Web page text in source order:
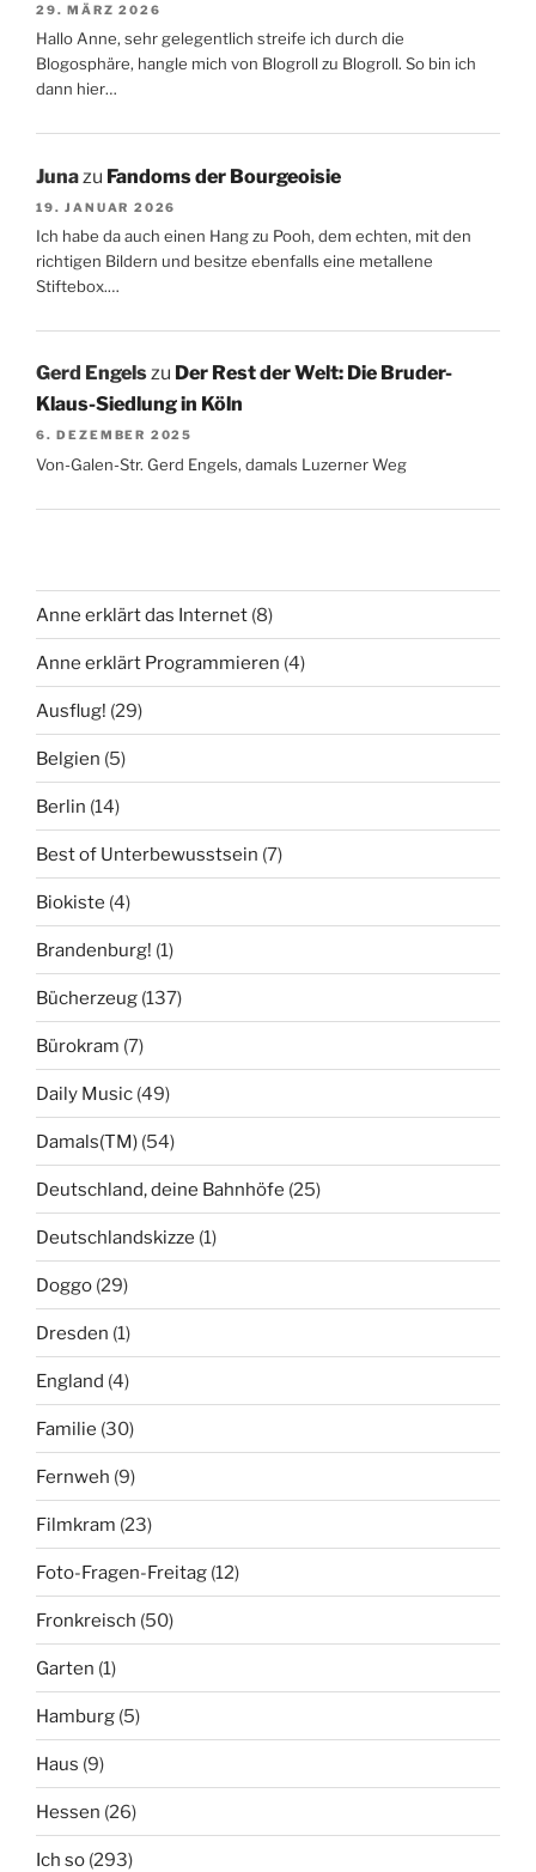
29. MÄRZ 2026
Hallo Anne, sehr gelegentlich streife ich durch die
Blogosphäre, hangle mich von Blogroll zu Blogroll. So bin ich
dann hier…
Juna zu Fandoms der Bourgeoisie
19. JANUAR 2026
Ich habe da auch einen Hang zu Pooh, dem echten, mit den
richtigen Bildern und besitze ebenfalls eine metallene
Stiftebox.…
Gerd Engelszu Der Rest der Welt: Die Bruder-
Klaus-Siedlung in Köln
6. DEZEMBER 2025
Von-Galen-Str. Gerd Engels, damals Luzerner Weg
Anne erklärt das Internet (8)
Anne erklärt Programmieren (4)
Ausflug! (29)
Belgien (5)
Berlin (14)
Best of Unterbewusstsein (7)
Biokiste (4)
Brandenburg! (1)
Bücherzeug (137)
Bürokram (7)
Daily Music (49)
Damals(TM) (54)
Deutschland, deine Bahnhöfe (25)
Deutschlandskizze (1)
Doggo (29)
Dresden (1)
England (4)
Familie (30)
Fernweh (9)
Filmkram (23)
Foto-Fragen-Freitag (12)
Fronkreisch (50)
Garten (1)
Hamburg (5)
Haus (9)
Hessen (26)
Ich so (293)